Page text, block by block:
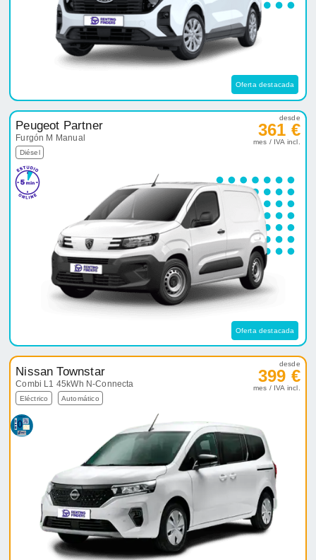
Oferta destacada
Peugeot Partner
Furgón M Manual
Diésel
desde
361 €
mes / IVA incl.
Oferta destacada
Nissan Townstar
Combi L1 45kWh N-Connecta
Eléctrico Automático
desde
399 €
mes / IVA incl.